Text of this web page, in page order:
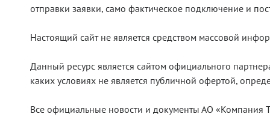
отправки заявки, само фактическое подключение и
Настоящий сайт не является средством массовой
Данный ресурс является сайтом официального
каких условиях не является публичной офертой,
Все официальные новости и документы АО «Компания